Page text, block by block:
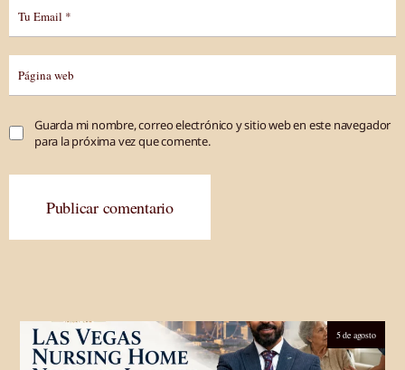
Guarda mi nombre, correo electrónico y sitio web en este navegador
para la próxima vez que comente.
Publicar comentario
5 de agosto